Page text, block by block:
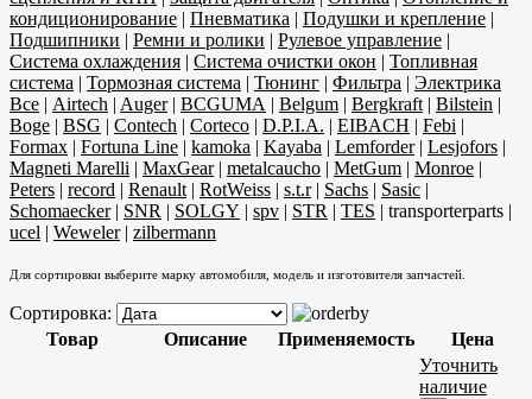
кондиционирование | Пневматика | Подушки и крепление |
Подшипники | Ремни и ролики | Рулевое управление |
Система охлаждения | Система очистки окон | Топливная
система | Тормозная система | Тюнинг | Фильтра | Электрика
Все | Airtech | Auger| BCGUMA | Belgum | Bergkraft | Bilstein |
Boge | BSG | Contech | Corteco | D.P.I.A. | EIBACH | Febi |
Formax | Fortuna Line | kamoka | Kayaba | Lemforder| Lesjofors |
Magneti Marelli | MaxGear| metalcaucho | MetGum | Monroe |
Peters | record | Renault | RotWeiss | s.t.r| Sachs | Sasic |
Schomaecker| SNR | SOLGY | spv | STR | TES | transporterparts |
ucel | Weweler| zilbermann
Для сортировки выберите марку автомобиля, модель и изготовителя запчастей.
Сортировка:
Товар
Описание Применяемость Цена
Уточнить
наличие